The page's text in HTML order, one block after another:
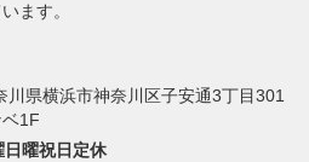
ます。
県横浜市神奈川区子安通3丁目301
1F
日曜祝日定休